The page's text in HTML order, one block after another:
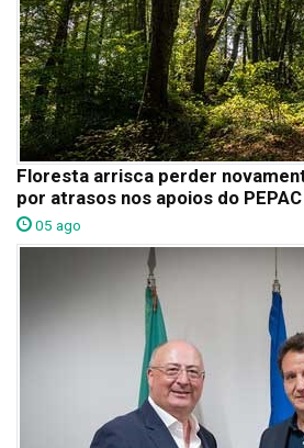
Floresta arrisca perder
por atrasos nos apoios do PEPAC
05 ago